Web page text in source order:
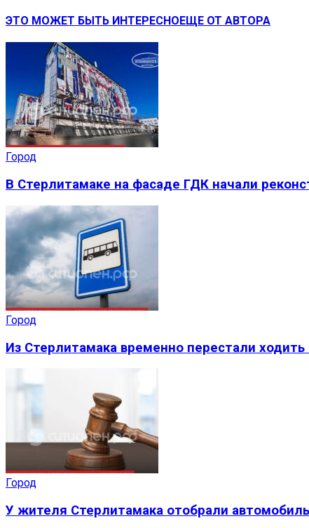
ЭТО МОЖЕТ БЫТЬ ИНТЕРЕСНОЕЩЕ ОТ АВТОРА
Город
В Стерлитамаке на фасаде ГДК начали
Город
Из Стерлитамака временно перестали
Город
У жителя Стерлитамака отобрали